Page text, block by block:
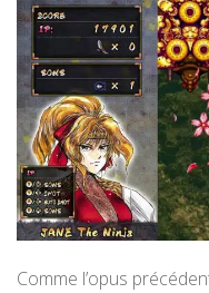
Comme l’opus